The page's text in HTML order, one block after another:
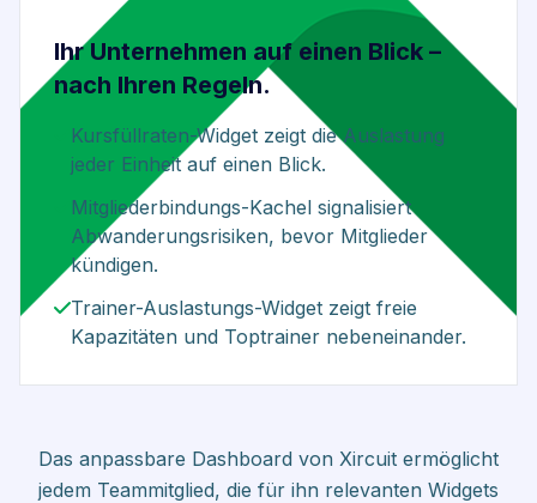
Ihr Unternehmen auf einen Blick –
nach Ihren Regeln.
Kursfüllraten-Widget zeigt die Auslastung
jeder Einheit auf einen Blick.
Mitgliederbindungs-Kachel signalisiert
Abwanderungsrisiken, bevor Mitglieder
kündigen.
Trainer-Auslastungs-Widget zeigt freie
Kapazitäten und Toptrainer nebeneinander.
Das anpassbare Dashboard von Xircuit ermöglicht
jedem Teammitglied, die für ihn relevanten Widgets